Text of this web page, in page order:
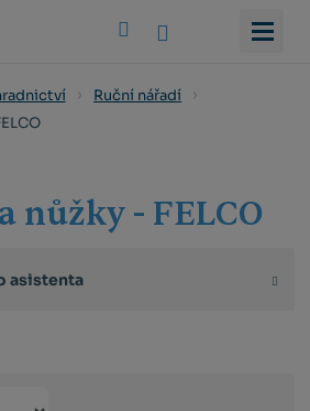
Ruční nářadí
nůžky - FELCO
asistenta